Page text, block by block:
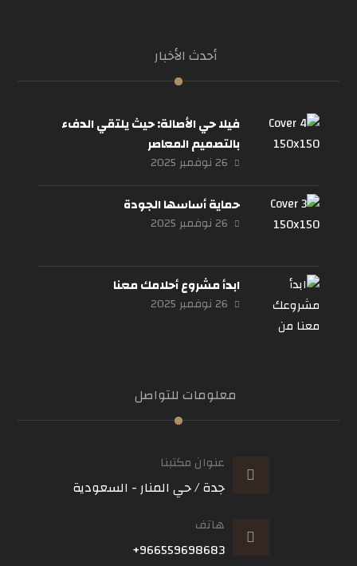
أحدث الأخبار
فيلا حي الأصالة: حيث يلتقي الدفء
بالتصميم المعاصر
26 نوفمبر 2025
حماية أساسها الجودة
26 نوفمبر 2025
ابدأ مشروع أحلامك معنا
26 نوفمبر 2025
معلومات للتواصل
عنوان مكتبنا
جدة / حي المنار - السعودية
هاتف
966559698683+